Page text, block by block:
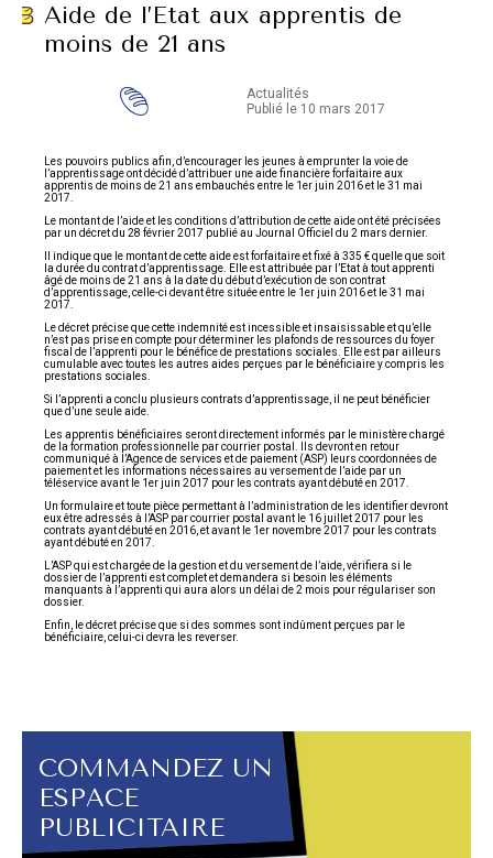
Aide de l’Etat aux apprentis de
moins de 21 ans
Actualités
Publié le 10 mars 2017
Les pouvoirs publics afin, d’encourager les jeunes à emprunter la voie de
l’apprentissage ont décidé d’attribuer une aide financière forfaitaire aux
apprentis de moins de 21 ans embauchés entre le 1er juin 2016 et le 31 mai
2017.
Le montant de l’aide et les conditions d’attribution de cette aide ont été précisées
par un décret du 28 février 2017 publié au Journal Officiel du 2 mars dernier.
Il indique que le montant de cette aide est forfaitaire et fixé à 335 € quelle que soit
la durée du contrat d’apprentissage. Elle est attribuée par l’Etat à tout apprenti
âgé de moins de 21 ans à la date du début d’exécution de son contrat
d’apprentissage, celle-ci devant être située entre le 1er juin 2016 et le 31 mai
2017.
Le décret précise que cette indemnité est incessible et insaisissable et qu’elle
n’est pas prise en compte pour déterminer les plafonds de ressources du foyer
fiscal de l’apprenti pour le bénéfice de prestations sociales. Elle est par ailleurs
cumulable avec toutes les autres aides perçues par le bénéficiaire y compris les
prestations sociales.
Si l’apprenti a conclu plusieurs contrats d’apprentissage, il ne peut bénéficier
que d’une seule aide.
Les apprentis bénéficiaires seront directement informés par le ministère chargé
de la formation professionnelle par courrier postal. Ils devront en retour
communiqué à l’Agence de services et de paiement (ASP) leurs coordonnées de
paiement et les informations nécessaires au versement de l’aide par un
téléservice avant le 1er juin 2017 pour les contrats ayant débuté en 2017.
Un formulaire et toute pièce permettant à l’administration de les identifier devront
eux être adressés à l’ASP par courrier postal avant le 16 juillet 2017 pour les
contrats ayant débuté en 2016, et avant le 1er novembre 2017 pour les contrats
ayant débuté en 2017.
L’ASP qui est chargée de la gestion et du versement de l’aide, vérifiera si le
dossier de l’apprenti est complet et demandera si besoin les éléments
manquants à l’apprenti qui aura alors un délai de 2 mois pour régulariser son
dossier.
Enfin, le décret précise que si des sommes sont indûment perçues par le
bénéficiaire, celui-ci devra les reverser.
COMMANDEZ UN
ESPACE
PUBLICITAIRE